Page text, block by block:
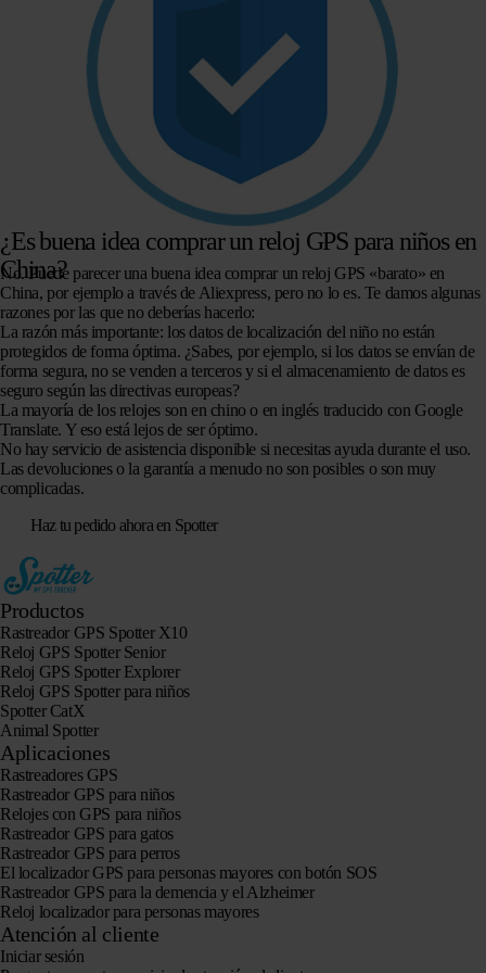
¿Es buena idea comprar un reloj GPS para niños en
China?
No. Puede parecer una buena idea comprar un reloj GPS «barato» en
China, por ejemplo a través de Aliexpress, pero no lo es. Te damos algunas
razones por las que no deberías hacerlo:
La razón más importante: los datos de localización del niño no están
protegidos de forma óptima. ¿Sabes, por ejemplo, si los datos se envían de
forma segura, no se venden a terceros y si el almacenamiento de datos es
seguro según las directivas europeas?
La mayoría de los relojes son en chino o en inglés traducido con Google
Translate. Y eso está lejos de ser óptimo.
No hay servicio de asistencia disponible si necesitas ayuda durante el uso.
Las devoluciones o la garantía a menudo no son posibles o son muy
complicadas.
Haz tu pedido ahora en Spotter
Productos
Rastreador GPS Spotter X10
Reloj GPS Spotter Senior
Reloj GPS Spotter Explorer
Reloj GPS Spotter para niños
Spotter CatX
Animal Spotter
Aplicaciones
Rastreadores GPS
Rastreador GPS para niños
Relojes con GPS para niños
Rastreador GPS para gatos
Rastreador GPS para perros
El localizador GPS para personas mayores con botón SOS
Rastreador GPS para la demencia y el Alzheimer
Reloj localizador para personas mayores
Atención al cliente
Iniciar sesión